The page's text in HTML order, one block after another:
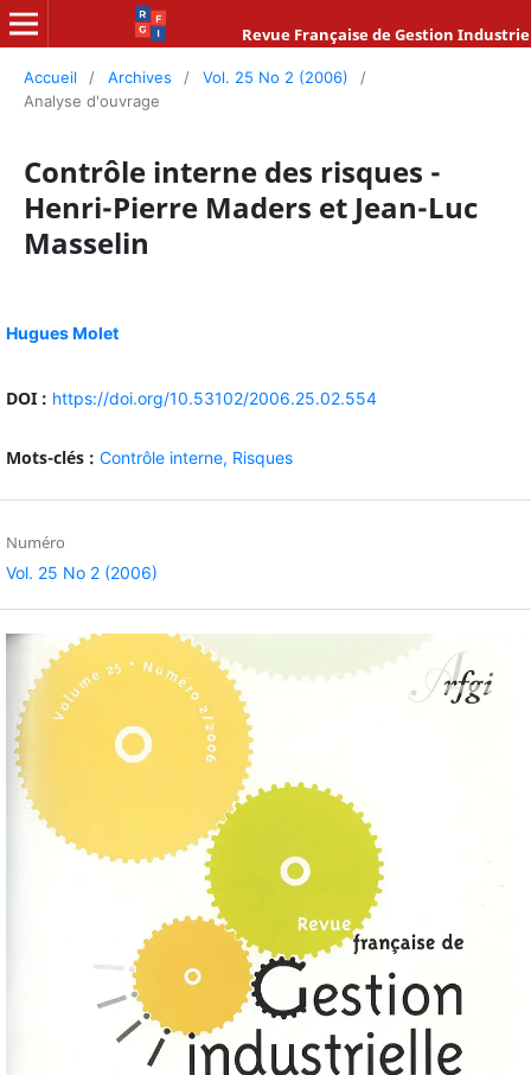
Revue Française de Gestion
Accueil / Archives / Vol. 25 No 2 (2006)
/
Analyse d'ouvrage
Contrôle interne des risques -
Henri-Pierre Maders et Jean-Luc
Masselin
Hugues Molet
DOI : https://doi.org/10.53102/2006.25.02.554
Mots-clés : Contrôle interne, Risques
Numéro
Vol. 25 No 2 (2006)